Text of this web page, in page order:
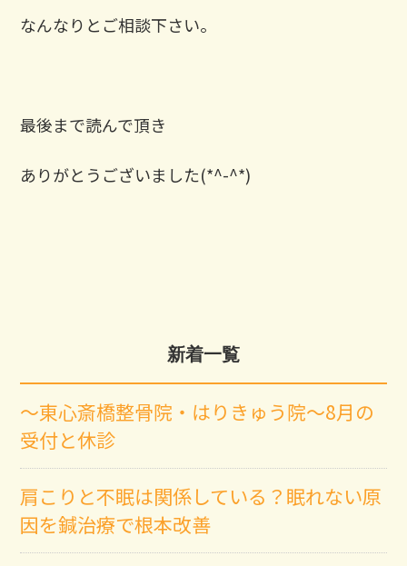
なんなりとご相談下さい。
最後まで読んで頂き
ありがとうございました(*^-^*)
新着一覧
～東心斎橋整骨院・はりきゅう院～8月の
受付と休診
肩こりと不眠は関係している？眠れない原
因を鍼治療で根本改善